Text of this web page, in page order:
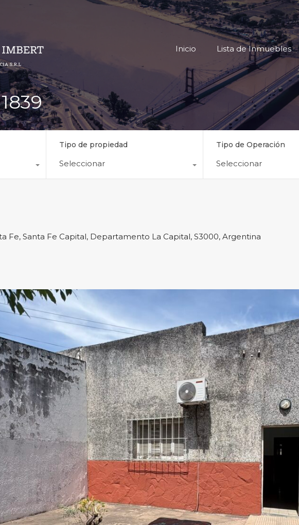
Inicio Lista
Inicio Lista de Inmuebles
Tipo de propiedad
Seleccionar
Tipo de Operación
Seleccionar
Fe, Santa Fe Capital, Departamento La Capital, S3000, Argentina